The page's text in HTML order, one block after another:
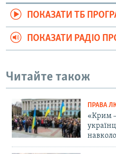
ПОКАЗАТИ ТБ
ПОКАЗАТИ РАДІО
Читайте також
ПРАВА
«Крим